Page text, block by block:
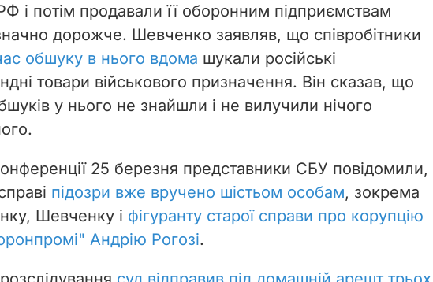
і потім продавали її оборонним підприємствам
дорожче. Шевченко заявляв, що співробітники
обшуку в нього вдома шукали російські
товари військового призначення. Він сказав, що
у нього не знайшли і не вилучили нічого
25 березня представники СБУ повідомили,
підозри вже вручено шістьом особам, зокрема
Шевченку і фігуранту старої справи про корупцію
Андрію Рогозі.